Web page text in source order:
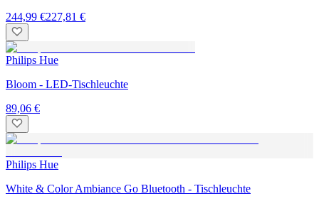
244,99 €227,81 €
Philips Hue
Bloom - LED-Tischleuchte
89,06 €
Philips Hue
White & Color Ambiance Go Bluetooth - Tischleuchte